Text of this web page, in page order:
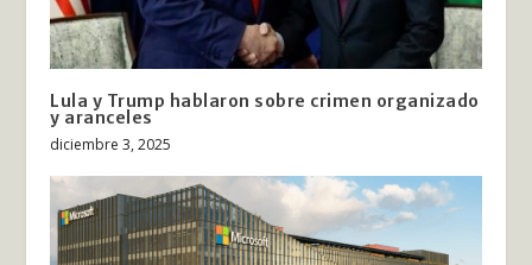
Lula y Trump hablaron sobre crimen organizado
y aranceles
diciembre 3, 2025